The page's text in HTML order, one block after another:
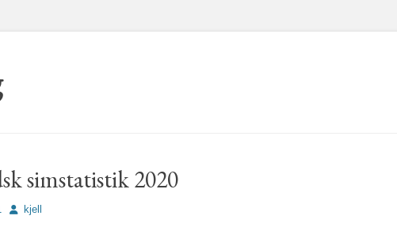
simstatistik 2020
Författare
kjell